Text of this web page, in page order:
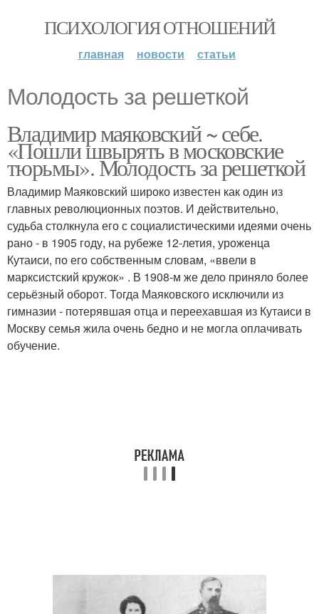
ПСИХОЛОГИЯ ОТНОШЕНИЙ
главная новости статьи
Молодость за решеткой
Владимир маяковский ~ себе.
«Пошли швырять в московские
тюрьмы». Молодость за решеткой
Владимир Маяковский широко известен как один из
главных революционных поэтов. И действительно,
судьба столкнула его с социалистическими идеями очень
рано - в 1905 году, на рубеже 12-летия, уроженца
Кутаиси, по его собственным словам, «ввели в
марксистский кружок» . В 1908-м же дело приняло более
серьёзный оборот. Тогда Маяковского исключили из
гимназии - потерявшая отца и переехавшая из Кутаиси в
Москву семья жила очень бедно и не могла оплачивать
обучение.